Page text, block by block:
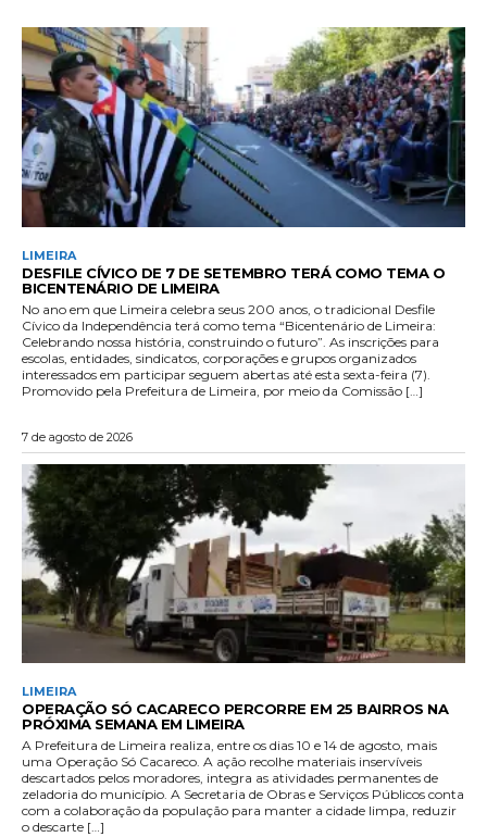
LIMEIRA
DESFILE CÍVICO DE 7 DE SETEMBRO TERÁ COMO TEMA O
BICENTENÁRIO DE LIMEIRA
No ano em que Limeira celebra seus 200 anos, o tradicional Desfile
Cívico da Independência terá como tema “Bicentenário de Limeira:
Celebrando nossa história, construindo o futuro”. As inscrições para
escolas, entidades, sindicatos, corporações e grupos organizados
interessados em participar seguem abertas até esta sexta-feira (7).
Promovido pela Prefeitura de Limeira, por meio da Comissão […]
7 de agosto de 2026
LIMEIRA
OPERAÇÃO SÓ CACARECO PERCORRE EM 25 BAIRROS NA
PRÓXIMA SEMANA EM LIMEIRA
A Prefeitura de Limeira realiza, entre os dias 10 e 14 de agosto, mais
uma Operação Só Cacareco. A ação recolhe materiais inservíveis
descartados pelos moradores, integra as atividades permanentes de
zeladoria do município. A Secretaria de Obras e Serviços Públicos conta
com a colaboração da população para manter a cidade limpa, reduzir
o descarte […]